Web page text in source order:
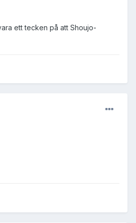
ett tecken på att Shoujo-